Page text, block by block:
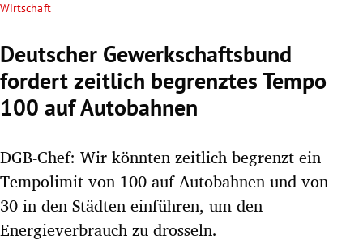
Untermenü
Wirtschaft
Deutscher Gewerkschaftsbund
fordert zeitlich begrenztes Tempo
100 auf Autobahnen
DGB-Chef: Wir könnten zeitlich begrenzt ein
Tempolimit von 100 auf Autobahnen und von
30 in den Städten einführen, um den
Energieverbrauch zu drosseln.